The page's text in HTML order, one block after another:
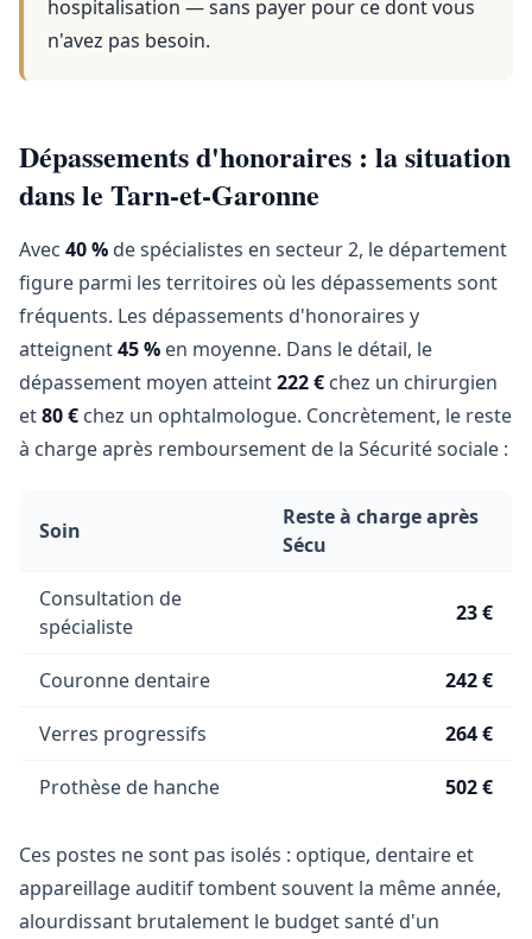
hospitalisation — sans payer pour ce dont vous
n'avez pas besoin.
Dépassements d'honoraires : la situation
dans le Tarn-et-Garonne
Avec 40 % de spécialistes en secteur 2, le département
figure parmi les territoires où les dépassements sont
fréquents. Les dépassements d'honoraires y
atteignent45 % en moyenne. Dans le détail, le
dépassement moyen atteint222 € chez un chirurgien
et80 € chez un ophtalmologue. Concrètement, le reste
à charge après remboursement de la Sécurité sociale :
Soin
Reste à charge après
Sécu
Consultation de
spécialiste
23 €
Couronne dentaire 242 €
Verres progressifs 264 €
Prothèse de hanche 502 €
Ces postes ne sont pas isolés : optique, dentaire et
appareillage auditif tombent souvent la même année,
alourdissant brutalement le budget santé d'un